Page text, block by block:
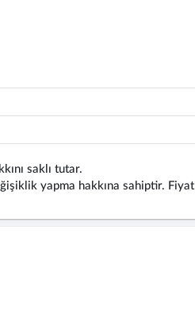
saklı tutar.
yapma hakkına sahiptir. Fiyat